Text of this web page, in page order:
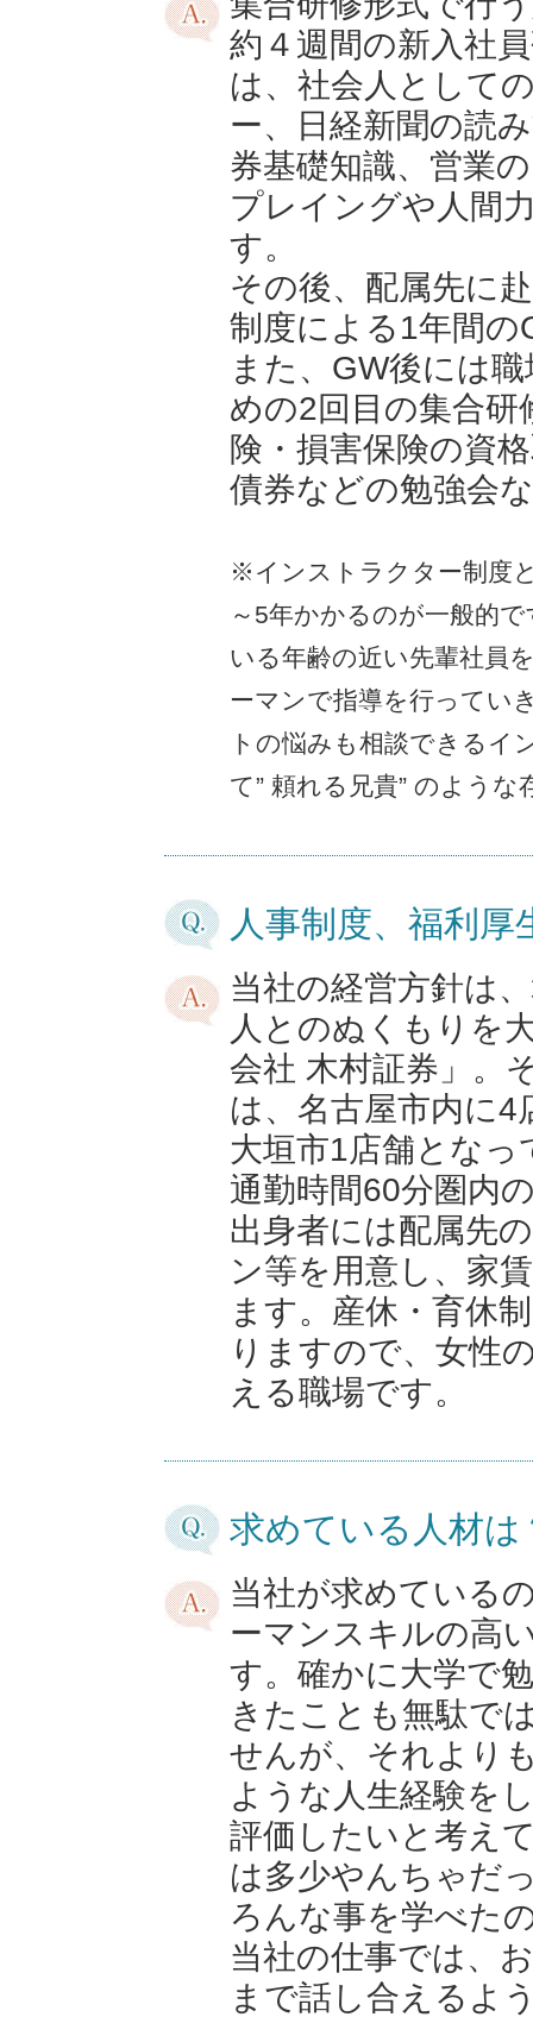
約４週間の新入社
は、社会人として
ー、日経新聞の読
券基礎知識、営業
プレイングや人間
す。
その後、配属先に
制度による1年間
また、GW後には
めの2回目の集合
険・損害保険の資
債券などの勉強会
※インストラクター制度
～5年かかるのが一般的
いる年齢の近い先輩社員
ーマンで指導を行ってい
トの悩みも相談できるイ
て” 頼れる兄貴” のような
人事制度、福利
当社の経営方針は
人とのぬくもりを
会社 木村証券」。
は、名古屋市内に4
大垣市1店舗とな
通勤時間60分圏内
出身者には配属先
ン等を用意し、家
ます。産休・育休
りますので、女性
える職場です。
求めている人材は
当社が求めている
ーマンスキルの高
す。確かに大学で
きたことも無駄で
せんが、それより
ような人生経験を
評価したいと考え
は多少やんちゃだ
ろんな事を学べた
当社の仕事では、
まで話し合えるよ